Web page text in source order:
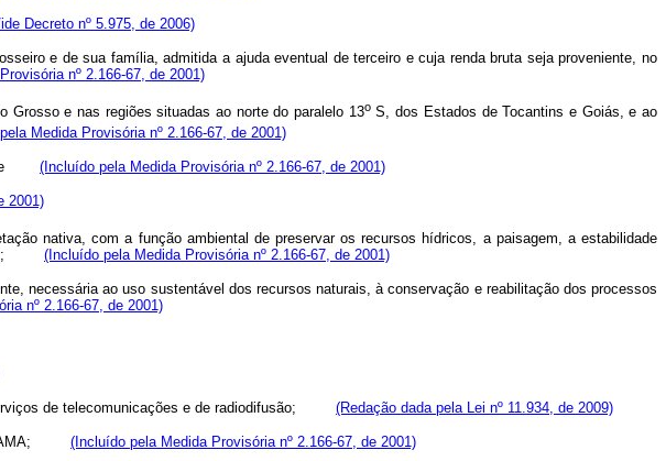
Decreto nº 5.975, de 2006)
e de sua família, admitida a ajuda eventual de terceiro e cuja renda bruta seja proveniente, no
nº 2.166-67, de 2001)
Grosso e nas regiões situadas ao norte do paralelo 13oS, dos Estados de Tocantins e Goiás, e ao
Medida Provisória nº 2.166-67, de 2001)
e (Incluído pela Medida Provisória nº 2.166-67, de 2001)
2001)
nativa, com a função ambiental de preservar os recursos hídricos, a paisagem, a estabilidade
(Incluído pela Medida Provisória nº 2.166-67, de 2001)
necessária ao uso sustentável dos recursos naturais, à conservação e reabilitação dos processos
nº 2.166-67, de 2001)
de telecomunicações e de radiodifusão; (Redação dada pela Lei nº 11.934, de 2009)
(Incluído pela Medida Provisória nº 2.166-67, de 2001)